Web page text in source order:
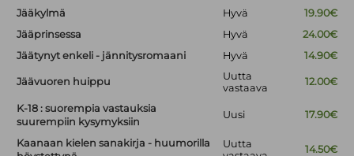
Jääkylmä
Hyvä
19.90€
Jääprinsessa
Hyvä
24.00€
Jäätynyt enkeli - jännitysromaani
Hyvä 14.90€
Jäävuoren huippu
Uutta
vastaava
12.00€
K-18 : suorempia vastauksia
suurempiin kysymyksiin
Uusi 17.90€
Kaanaan kielen sanakirja - huumorilla
Uutta
14.50€